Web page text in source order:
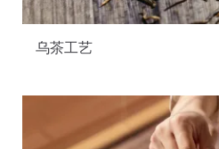
乌茶工艺